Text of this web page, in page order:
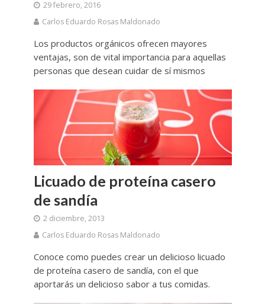
29 febrero, 2016
Carlos Eduardo Rosas Maldonado
Los productos orgánicos ofrecen mayores
ventajas, son de vital importancia para aquellas
personas que desean cuidar de sí mismos
Licuado de proteína casero
de sandía
2 diciembre, 2013
Carlos Eduardo Rosas Maldonado
Conoce como puedes crear un delicioso licuado
de proteína casero de sandía, con el que
aportarás un delicioso sabor a tus comidas.